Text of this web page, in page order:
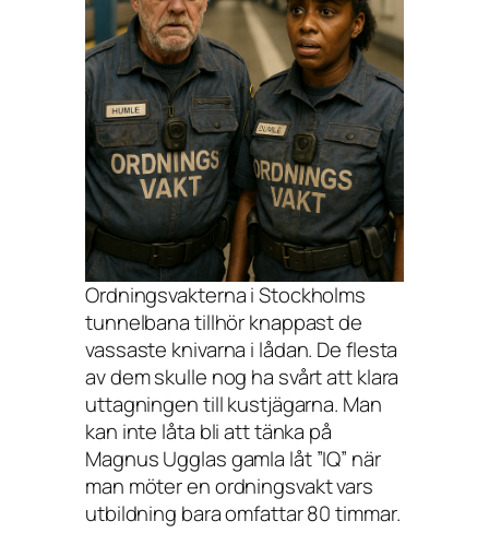
Ordningsvakterna i Stockholms
tunnelbana tillhör knappast de
vassaste knivarna i lådan. De flesta
av dem skulle nog ha svårt att klara
uttagningen till kustjägarna. Man
kan inte låta bli att tänka på
Magnus Ugglas gamla låt ”IQ” när
man möter en ordningsvakt vars
utbildning bara omfattar 80 timmar.